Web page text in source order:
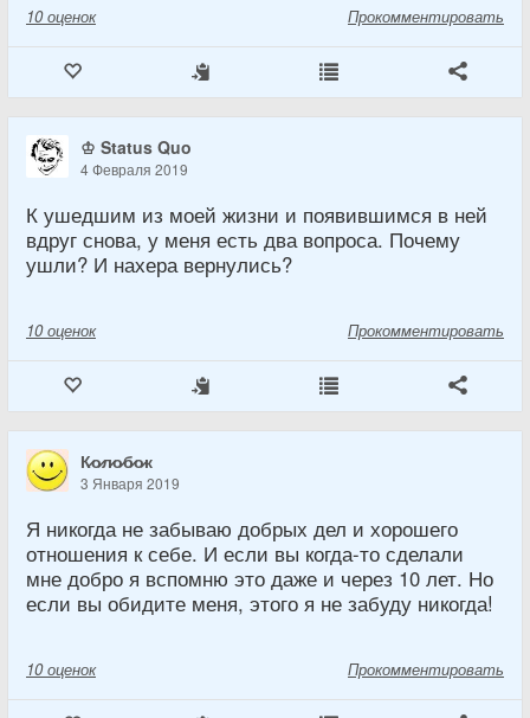
10 оценок Прокомментировать
♔ Status Quo
4 Февраля 2019
К ушедшим из моей жизни и появившимся в ней
вдруг снова, у меня есть два вопроса. Почему
ушли? И нахера вернулись?
10 оценок Прокомментировать
К̷о̷л̷о̷б̷о̷к
3 Января 2019
Я никогда не забываю добрых дел и хорошего
отношения к себе. И если вы когда-то сделали
мне добро я вспомню это даже и через 10 лет. Но
если вы обидите меня, этого я не забуду никогда!
10 оценок Прокомментировать